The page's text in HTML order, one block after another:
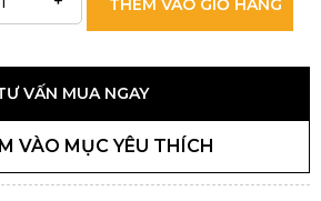
VẤN MUA NGAY
VÀO MỤC YÊU THÍCH